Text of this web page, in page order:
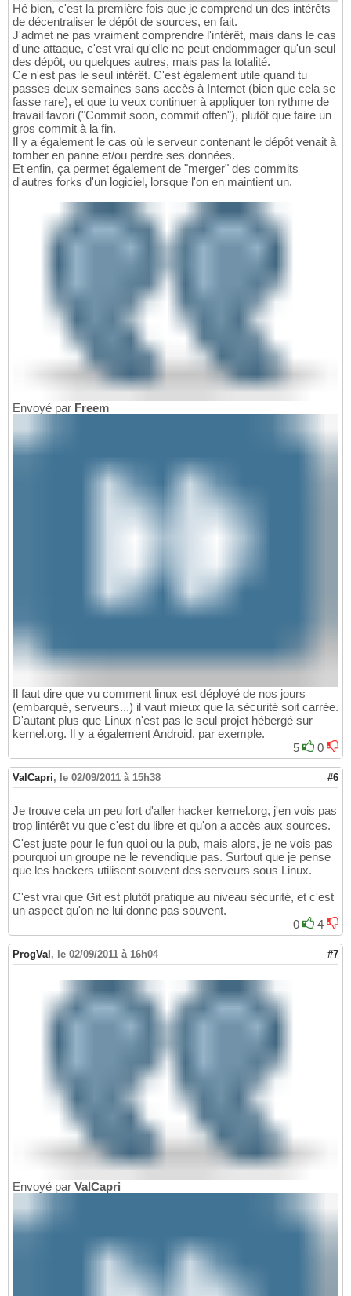
Hé bien, c'est la première fois que je comprend un des intérêts
de décentraliser le dépôt de sources, en fait.
J'admet ne pas vraiment comprendre l'intérêt, mais dans le cas
d'une attaque, c'est vrai qu'elle ne peut endommager qu'un seul
des dépôt, ou quelques autres, mais pas la totalité.
Ce n'est pas le seul intérêt. C'est également utile quand tu
passes deux semaines sans accès à Internet (bien que cela se
fasse rare), et que tu veux continuer à appliquer ton rythme de
travail favori ("Commit soon, commit often"), plutôt que faire un
gros commit à la fin.
Il y a également le cas où le serveur contenant le dépôt venait à
tomber en panne et/ou perdre ses données.
Et enfin, ça permet également de "merger" des commits
d'autres forks d'un logiciel, lorsque l'on en maintient un.
Envoyé par Freem
Il faut dire que vu comment linux est déployé de nos jours
(embarqué, serveurs...) il vaut mieux que la sécurité soit carrée.
D'autant plus que Linux n'est pas le seul projet hébergé sur
kernel.org. Il y a également Android, par exemple.
5
0
ValCapri, le 02/09/2011 à 15h38 #6
Je trouve cela un peu fort d'aller hacker kernel.org, j'en vois pas
trop lintérêt vu que c'est du libre et qu'on a accès aux sources.
C'est juste pour le fun quoi ou la pub, mais alors, je ne vois pas
pourquoi un groupe ne le revendique pas. Surtout que je pense
que les hackers utilisent souvent des serveurs sous Linux.
C'est vrai que Git est plutôt pratique au niveau sécurité, et c'est
un aspect qu'on ne lui donne pas souvent.
0
4
ProgVal , le 02/09/2011 à 16h04 #7
Envoyé par ValCapri